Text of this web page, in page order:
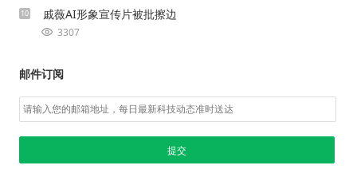
10 戚薇AI形象宣传片被批擦边
3307
邮件订阅